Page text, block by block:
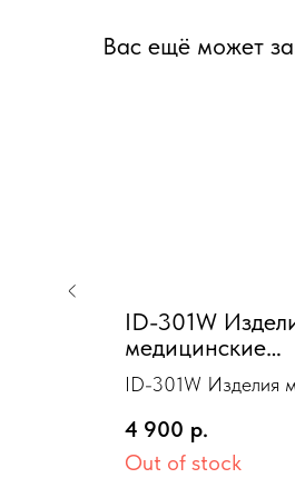
Вас ещё может
ID-301W
медицинские
компрессионные
«LUOMMA
чулки карамель
класс Норм.
носок
ID-301W Изделия
IDEALISTA» чулки
класс Норм.
4 900 р.
Out of stock